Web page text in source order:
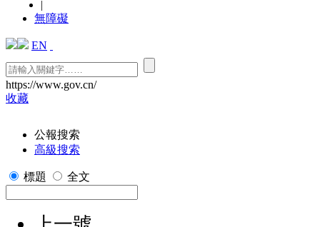
|
無障礙
EN
https://www.gov.cn/
收藏
公報搜索
高級搜索
標題 全文